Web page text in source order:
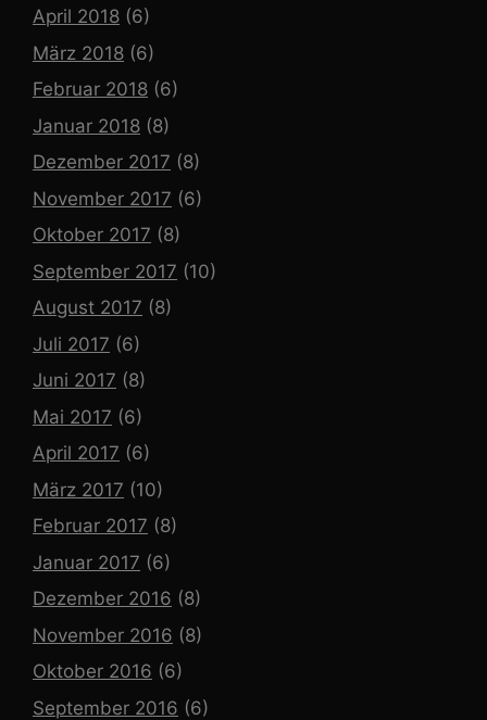
April 2018 (6)
März 2018 (6)
Februar 2018 (6)
Januar 2018 (8)
Dezember 2017 (8)
November 2017 (6)
Oktober 2017 (8)
September 2017 (10)
August 2017 (8)
Juli 2017 (6)
Juni 2017 (8)
Mai 2017 (6)
April 2017 (6)
März 2017 (10)
Februar 2017 (8)
Januar 2017 (6)
Dezember 2016 (8)
November 2016 (8)
Oktober 2016 (6)
September 2016 (6)